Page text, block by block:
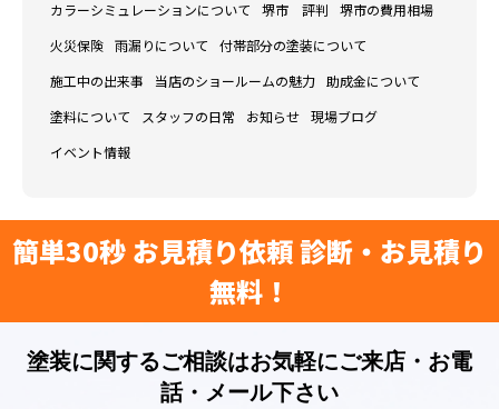
カラーシミュレーションについて 堺市 評判 堺市の費用相場
火災保険 雨漏りについて 付帯部分の塗装について
施工中の出来事 当店のショールームの魅力 助成金について
塗料について スタッフの日常 お知らせ 現場ブログ
イベント情報
簡単30秒 お見積り依頼 診断・お見積り
無料！
塗装に関するご相談はお気軽にご来店・お電
話・メール下さい